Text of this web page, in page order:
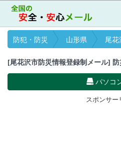
防犯・防災
山形県 尾
[尾花沢市防災情報登録制メール]
パソコ
スポンサー